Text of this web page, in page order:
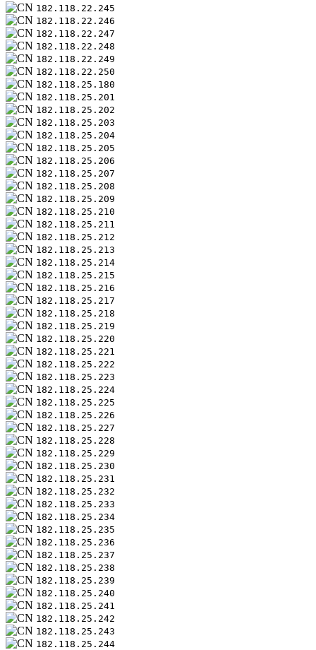
182.118.22.245
182.118.22.246
182.118.22.247
182.118.22.248
182.118.22.249
182.118.22.250
182.118.25.180
182.118.25.201
182.118.25.202
182.118.25.203
182.118.25.204
182.118.25.205
182.118.25.206
182.118.25.207
182.118.25.208
182.118.25.209
182.118.25.210
182.118.25.211
182.118.25.212
182.118.25.213
182.118.25.214
182.118.25.215
182.118.25.216
182.118.25.217
182.118.25.218
182.118.25.219
182.118.25.220
182.118.25.221
182.118.25.222
182.118.25.223
182.118.25.224
182.118.25.225
182.118.25.226
182.118.25.227
182.118.25.228
182.118.25.229
182.118.25.230
182.118.25.231
182.118.25.232
182.118.25.233
182.118.25.234
182.118.25.235
182.118.25.236
182.118.25.237
182.118.25.238
182.118.25.239
182.118.25.240
182.118.25.241
182.118.25.242
182.118.25.243
182.118.25.244